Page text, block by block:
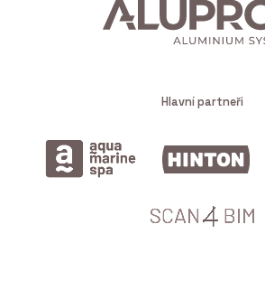
Hlavní partneři